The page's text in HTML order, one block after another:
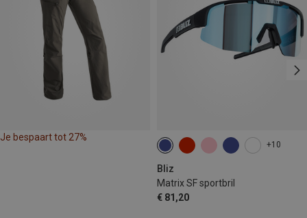
Je bespaart tot 27%
+10
Bliz
Matrix SF sportbril
€ 81,20